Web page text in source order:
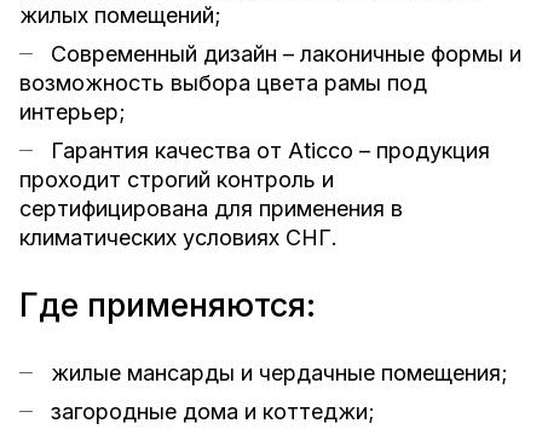
жилых помещений;
Современный дизайн – лаконичные формы и
возможность выбора цвета рамы под
интерьер;
Гарантия качества от Aticco – продукция
проходит строгий контроль и
сертифицирована для применения в
климатических условиях СНГ.
Где применяются:
жилые мансарды и чердачные помещения;
загородные дома и коттеджи;